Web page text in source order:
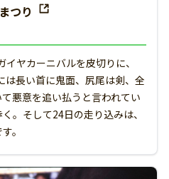
つり
ヤカーニバルを皮切りに、
長い首に鬼面、尻尾は剣、全
悪意を追い払うと言われてい
。そして24日の走り込みは、
。